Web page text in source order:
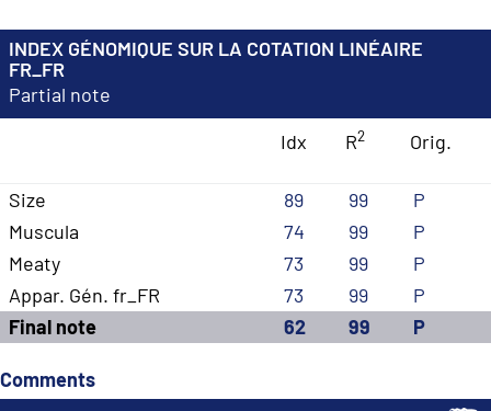
INDEX GÉNOMIQUE SUR LA COTATION LINÉAIRE
FR_FR
Partial note
Idx
R2 Orig.
Size 89 99
P
Muscula
74 99
P
Meaty
73 99
P
Appar. Gén. fr_FR
73 99
P
Final note
62 99 P
Comments